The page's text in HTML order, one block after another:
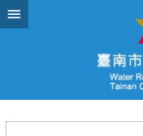
跳到主要內容區塊